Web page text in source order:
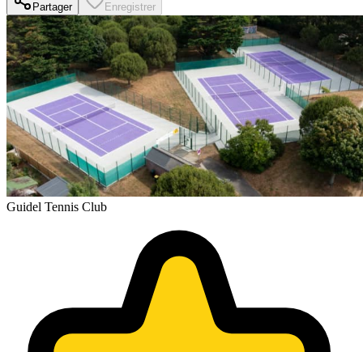
Partager Enregistrer
Guidel Tennis Club